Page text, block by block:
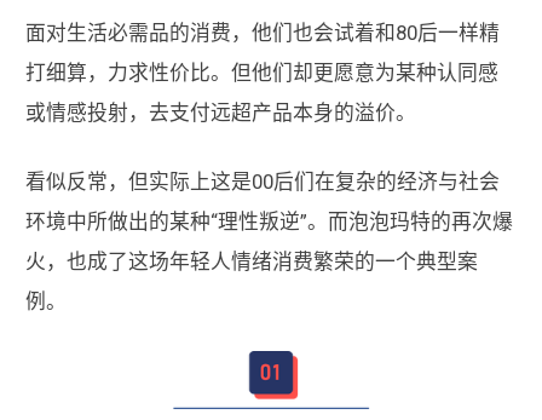
面对生活必需品的消费，他们也会试着和80后一样精
打细算，力求性价比。但他们却更愿意为某种认同感
或情感投射，去支付远超产品本身的溢价。
看似反常，但实际上这是00后们在复杂的经济与社会
环境中所做出的某种“理性叛逆”。而泡泡玛特的再次爆
火，也成了这场年轻人情绪消费繁荣的一个典型案
例。